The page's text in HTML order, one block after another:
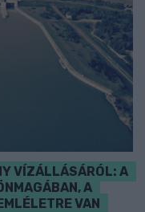
VÍZÁLLÁSÁRÓL: A
A
VAN